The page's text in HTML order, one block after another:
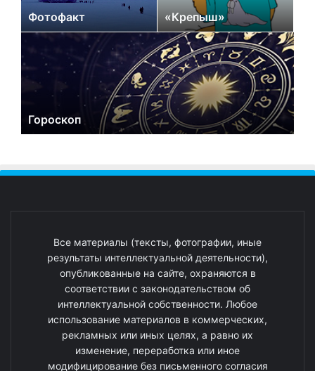
Фотофакт «Крепыш»
Гороскоп
Все материалы (тексты, фотографии, иные
результаты интеллектуальной деятельности),
опубликованные на сайте, охраняются в
соответствии с законодательством об
интеллектуальной собственности. Любое
использование материалов в коммерческих,
рекламных или иных целях, а равно их
изменение, переработка или иное
модифицирование без письменного согласия